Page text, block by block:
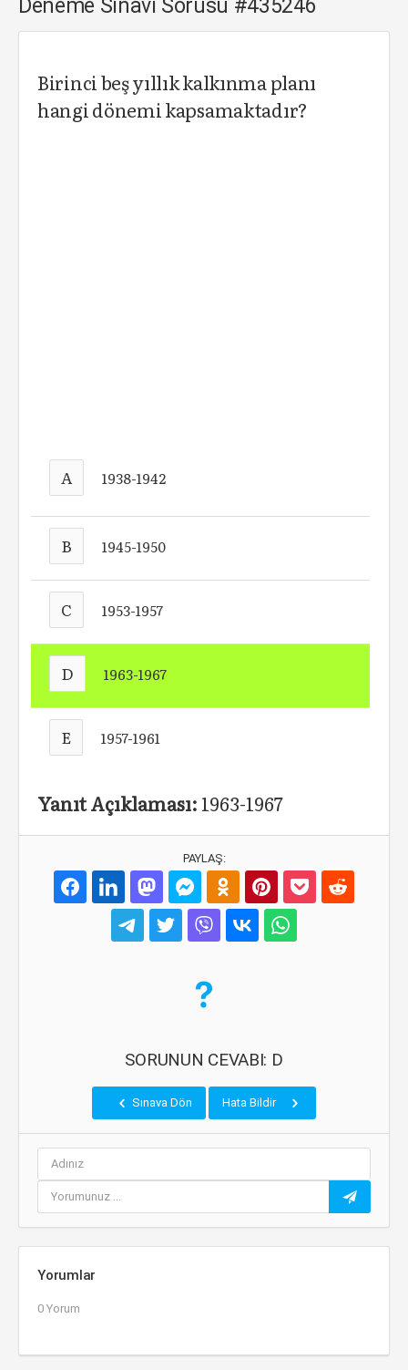
Deneme Sınavı Sorusu #435246
Birinci beş yıllık kalkınma planı
hangi dönemi kapsamaktadır?
A 1938-1942
B 1945-1950
C 1953-1957
D 1963-1967
E 1957-1961
Yanıt Açıklaması: 1963-1967
PAYLAŞ:
SORUNUN CEVABI: D
Sınava Dön Hata Bildir
Yorumlar
0 Yorum